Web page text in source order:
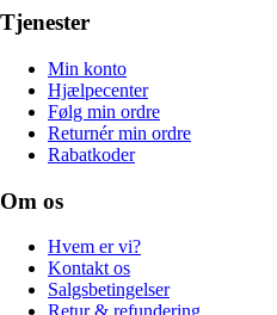
Tjenester
Min konto
Hjælpecenter
Følg min ordre
Returnér min ordre
Rabatkoder
Om os
Hvem er vi?
Kontakt os
Salgsbetingelser